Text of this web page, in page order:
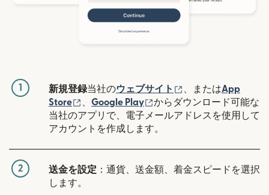
1 新規登録当社のウェブサイト （別ウィンドウで
、またはApp
Store
（別ウィンドウで開きます）
Google Play （別ウィンドウで開きま
からダウンロード可能な
当社のアプリで、電子メールアドレスを使用して
アカウントを作成します。
2 送金を設定 ：通貨、送金額、着金スピードを選択
します。